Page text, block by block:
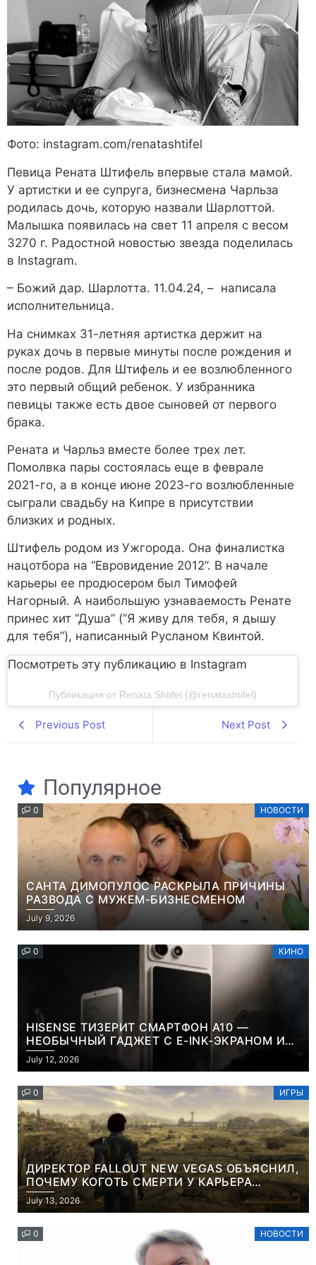
Фото: instagram.com/renatashtifel
Певица Рената Штифель впервые стала мамой.
У артистки и ее супруга, бизнесмена Чарльза
родилась дочь, которую назвали Шарлоттой.
Малышка появилась на свет 11 апреля с весом
3270 г. Радостной новостью звезда поделилась
в Instagram.
– Божий дар. Шарлотта. 11.04.24, – написала
исполнительница.
На снимках 31-летняя артистка держит на
руках дочь в первые минуты после рождения и
после родов. Для Штифель и ее возлюбленного
это первый общий ребенок. У избранника
певицы также есть двое сыновей от первого
брака.
Рената и Чарльз вместе более трех лет.
Помолвка пары состоялась еще в феврале
2021-го, а в конце июне 2023-го возлюбленные
сыграли свадьбу на Кипре в присутствии
близких и родных.
Штифель родом из Ужгорода. Она финалистка
нацотбора на “Евровидение 2012”. В начале
карьеры ее продюсером был Тимофей
Нагорный. А наибольшую узнаваемость Ренате
принес хит “Душа” (”Я живу для тебя, я дышу
для тебя”), написанный Русланом Квинтой.
Посмотреть эту публикацию в Instagram
Публикация от Renata Shtifel (@renatashtifel)
Previous Post Next Post
Популярное
0 НОВОСТИ
САНТА ДИМОПУЛОС РАСКРЫЛА ПРИЧИНЫ
РАЗВОДА С МУЖЕМ-БИЗНЕСМЕНОМ
July 9, 2026
0 КИНО
HISENSE ТИЗЕРИТ СМАРТФОН A10 —
НЕОБЫЧНЫЙ ГАДЖЕТ С E-INK-ЭКРАНОМ И
СЪЕМНОЙ LCD-ПАНЕЛЬЮ ДЛЯ ЦВЕТНОГО
КОНТЕНТА И СОЦСЕТЕЙ
July 12, 2026
0 ИГРЫ
ДИРЕКТОР FALLOUT NEW VEGAS ОБЪЯСНИЛ,
ПОЧЕМУ КОГОТЬ СМЕРТИ У КАРЬЕРА
НАМЕРЕННО СНОСИТ ВАМ ГОЛОВУ
July 13, 2026
0 НОВОСТИ